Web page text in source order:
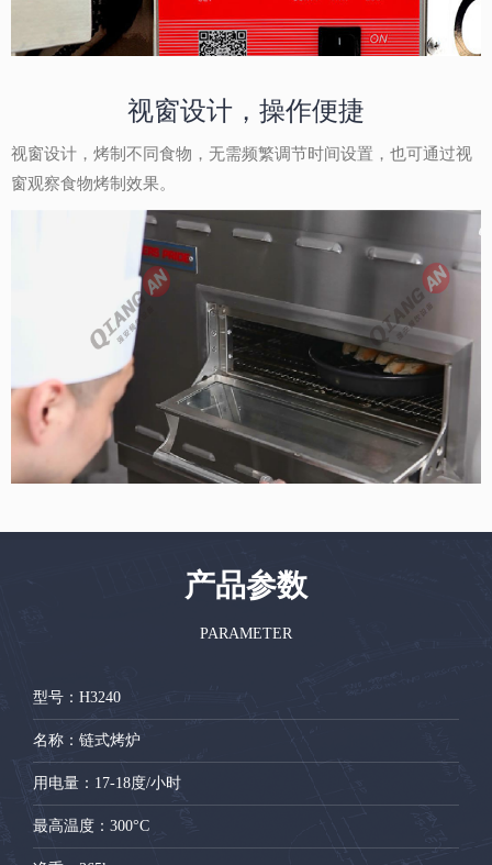
视窗设计，操作便捷
视窗设计，烤制不同食物，无需频繁调节时间设置，也可通过视
窗观察食物烤制效果。
产品参数
PARAMETER
型号 ：H3240
名称 ：链式烤炉
用电量 ：17-18度/小时
最高温度 ：300°C